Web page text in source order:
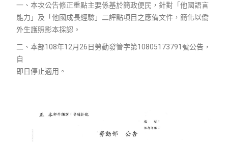
一、本次公告修正重點主要係基於簡政便民，針對「他國語言
能力」及「他國成長經驗」二評點項目之應備文件，簡化以僑
外生護照影本採認。
二、本部108年12月26日勞動發管字第10805173791號公告，
自
即日停止適用。